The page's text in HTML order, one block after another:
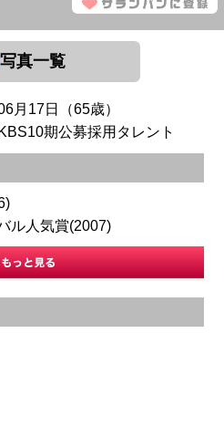
写真一覧
月17日（65歳）
期公募採用タレント
ル人気賞(2007)